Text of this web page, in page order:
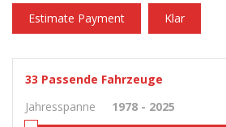
Estimate Payment Klar
33 Passende Fahrzeuge
Jahresspanne